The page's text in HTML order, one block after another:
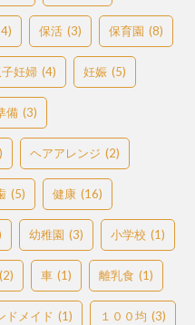
保活 (3) 保育園 (8)
妊婦 (4) 妊娠 (5)
備 (3)
ヘアアレンジ (2)
(5) 健康 (16)
幼稚園 (3) 小学校 (1)
(2) 車 (1) 離乳食 (1)
ドメイド (1) １００均 (3)